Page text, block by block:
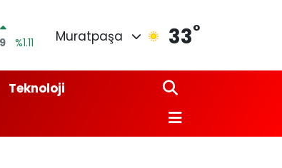
%0.18
%0.32
Muratpaşa 33°
Teknoloji